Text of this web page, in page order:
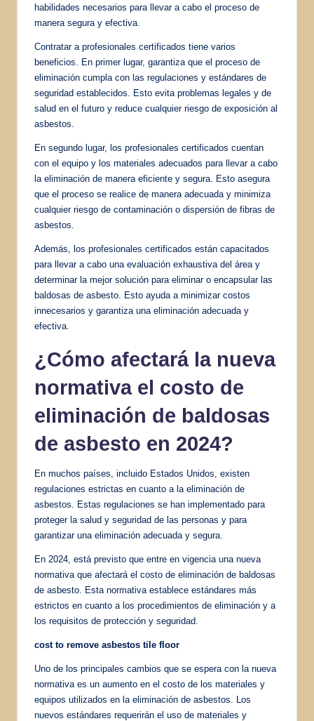
habilidades necesarios para llevar a cabo el proceso de
manera segura y efectiva.
Contratar a profesionales certificados tiene varios
beneficios. En primer lugar, garantiza que el proceso de
eliminación cumpla con las regulaciones y estándares de
seguridad establecidos. Esto evita problemas legales y de
salud en el futuro y reduce cualquier riesgo de exposición al
asbestos.
En segundo lugar, los profesionales certificados cuentan
con el equipo y los materiales adecuados para llevar a cabo
la eliminación de manera eficiente y segura. Esto asegura
que el proceso se realice de manera adecuada y minimiza
cualquier riesgo de contaminación o dispersión de fibras de
asbestos.
Además, los profesionales certificados están capacitados
para llevar a cabo una evaluación exhaustiva del área y
determinar la mejor solución para eliminar o encapsular las
baldosas de asbesto. Esto ayuda a minimizar costos
innecesarios y garantiza una eliminación adecuada y
efectiva.
¿Cómo afectará la nueva
normativa el costo de
eliminación de baldosas
de asbesto en 2024?
En muchos países, incluido Estados Unidos, existen
regulaciones estrictas en cuanto a la eliminación de
asbestos. Estas regulaciones se han implementado para
proteger la salud y seguridad de las personas y para
garantizar una eliminación adecuada y segura.
En 2024, está previsto que entre en vigencia una nueva
normativa que afectará el costo de eliminación de baldosas
de asbesto. Esta normativa establece estándares más
estrictos en cuanto a los procedimientos de eliminación y a
los requisitos de protección y seguridad.
cost to remove asbestos tile floor
Uno de los principales cambios que se espera con la nueva
normativa es un aumento en el costo de los materiales y
equipos utilizados en la eliminación de asbestos. Los
nuevos estándares requerirán el uso de materiales y